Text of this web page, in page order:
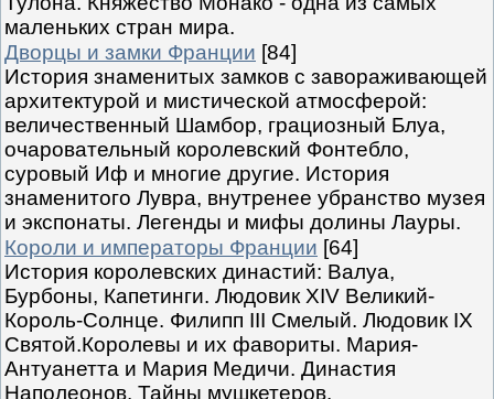
маленьких стран мира.
Дворцы и замки Франции [84]
История знаменитых замков с завораживающей
архитектурой и мистической атмосферой:
величественный Шамбор, грациозный Блуа,
очаровательный королевский Фонтебло,
суровый Иф и многие другие. История
знаменитого Лувра, внутренее убранство музея
и экспонаты. Легенды и мифы долины Лауры.
Короли и императоры Франции [64]
История королевских династий: Валуа,
Бурбоны, Капетинги. Людовик XIV Великий-
Король-Солнце. Филипп III Смелый. Людовик IX
Святой.Королевы и их фавориты. Мария-
Антуанетта и Мария Медичи. Династия
Наполеонов. Тайны мушкетеров.